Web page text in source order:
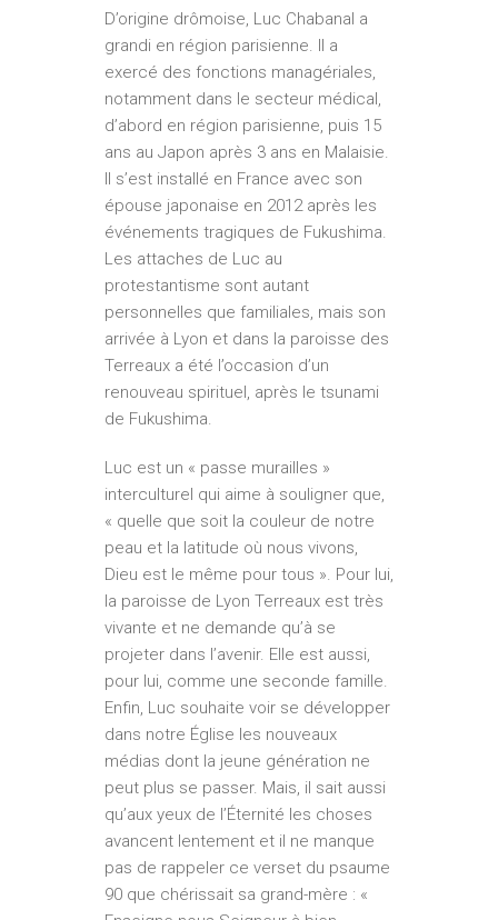
D’origine drômoise, Luc Chabanal a
grandi en région parisienne. Il a
exercé des fonctions managériales,
notamment dans le secteur médical,
d’abord en région parisienne, puis 15
ans au Japon après 3 ans en Malaisie.
Il s’est installé en France avec son
épouse japonaise en 2012 après les
événements tragiques de Fukushima.
Les attaches de Luc au
protestantisme sont autant
personnelles que familiales, mais son
arrivée à Lyon et dans la paroisse des
Terreaux a été l’occasion d’un
renouveau spirituel, après le tsunami
de Fukushima.
Luc est un « passe murailles »
interculturel qui aime à souligner que,
« quelle que soit la couleur de notre
peau et la latitude où nous vivons,
Dieu est le même pour tous ». Pour lui,
la paroisse de Lyon Terreaux est très
vivante et ne demande qu’à se
projeter dans l’avenir. Elle est aussi,
pour lui, comme une seconde famille.
Enfin, Luc souhaite voir se développer
dans notre Église les nouveaux
médias dont la jeune génération ne
peut plus se passer. Mais, il sait aussi
qu’aux yeux de l’Éternité les choses
avancent lentement et il ne manque
pas de rappeler ce verset du psaume
90 que chérissait sa grand-mère : «